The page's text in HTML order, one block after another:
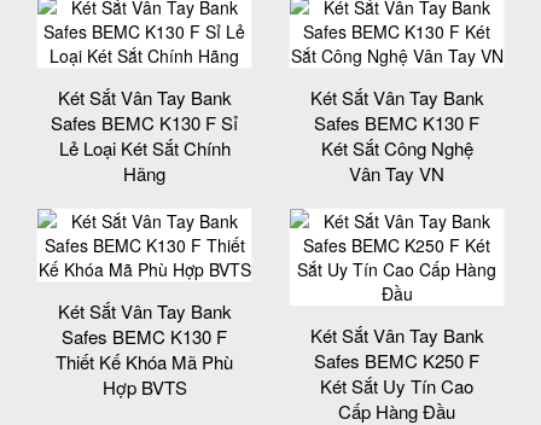
Két Sắt Vân Tay Bank
Safes BEMC K130 F Sỉ
Lẻ Loại Két Sắt Chính
Hãng
Két Sắt Vân Tay Bank
Safes BEMC K130 F
Két Sắt Công Nghệ
Vân Tay VN
Két Sắt Vân Tay Bank
Safes BEMC K130 F
Thiết Kế Khóa Mã Phù
Hợp BVTS
Két Sắt Vân Tay Bank
Safes BEMC K250 F
Két Sắt Uy Tín Cao
Cấp Hàng Đầu